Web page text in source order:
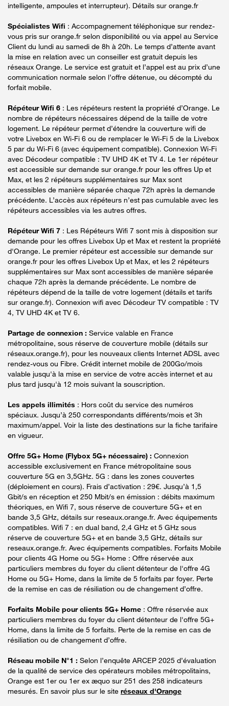
intelligente, ampoules et interrupteur). Détails sur orange.fr
Spécialistes Wifi : Accompagnement téléphonique sur rendez-
vous pris sur orange.fr selon disponibilité ou via appel au Service
Client du lundi au samedi de 8h à 20h. Le temps d’attente avant
la mise en relation avec un conseiller est gratuit depuis les
réseaux Orange. Le service est gratuit et l’appel est au prix d’une
communication normale selon l’offre détenue, ou décompté du
forfait mobile.
Répéteur Wifi 6 : Les répéteurs restent la propriété d’Orange. Le
nombre de répéteurs nécessaires dépend de la taille de votre
logement. Le répéteur permet d’étendre la couverture wifi de
votre Livebox en Wi-Fi 6 ou de remplacer le Wi-Fi 5 de la Livebox
5 par du Wi-Fi 6 (avec équipement compatible). Connexion Wi-Fi
avec Décodeur compatible : TV UHD 4K et TV 4. Le 1er répéteur
est accessible sur demande sur orange.fr pour les offres Up et
Max, et les 2 répéteurs supplémentaires sur Max sont
accessibles de manière séparée chaque 72h après la demande
précédente. L’accès aux répéteurs n’est pas cumulable avec les
répéteurs accessibles via les autres offres.
Répéteur Wifi 7 : Les Répéteurs Wifi 7 sont mis à disposition sur
demande pour les offres Livebox Up et Max et restent la propriété
d'Orange. Le premier répéteur est accessible sur demande sur
orange.fr pour les offres Livebox Up et Max, et les 2 répéteurs
supplémentaires sur Max sont accessibles de manière séparée
chaque 72h après la demande précédente. Le nombre de
répéteurs dépend de la taille de votre logement (détails et tarifs
sur orange.fr). Connexion wifi avec Décodeur TV compatible : TV
4, TV UHD 4K et TV 6.
Partage de connexion : Service valable en France
métropolitaine, sous réserve de couverture mobile (détails sur
réseaux.orange.fr), pour les nouveaux clients Internet ADSL avec
rendez-vous ou Fibre. Crédit internet mobile de 200Go/mois
valable jusqu'à la mise en service de votre accès internet et au
plus tard jusqu'à 12 mois suivant la souscription.
Les appels illimités : Hors coût du service des numéros
spéciaux. Jusqu’à 250 correspondants différents/mois et 3h
maximum/appel. Voir la liste des destinations sur la fiche tarifaire
en vigueur.
Offre 5G+ Home (Flybox 5G+ nécessaire) : Connexion
accessible exclusivement en France métropolitaine sous
couverture 5G en 3,5GHz. 5G : dans les zones couvertes
(déploiement en cours). Frais d’activation : 29€. Jusqu’à 1,5
Gbit/s en réception et 250 Mbit/s en émission : débits maximum
théoriques, en Wifi 7, sous réserve de couverture 5G+ et en
bande 3,5 GHz, détails sur reseaux.orange.fr. Avec équipements
compatibles. Wifi 7 : en dual band, 2,4 GHz et 5 GHz sous
réserve de couverture 5G+ et en bande 3,5 GHz, détails sur
reseaux.orange.fr. Avec équipements compatibles. Forfaits Mobile
pour clients 4G Home ou 5G+ Home : Offre réservée aux
particuliers membres du foyer du client détenteur de l'offre 4G
Home ou 5G+ Home, dans la limite de 5 forfaits par foyer. Perte
de la remise en cas de résiliation ou de changement d’offre.
Forfaits Mobile pour clients 5G+ Home : Offre réservée aux
particuliers membres du foyer du client détenteur de l'offre 5G+
Home, dans la limite de 5 forfaits. Perte de la remise en cas de
résiliation ou de changement d’offre.
Réseau mobile N°1 : Selon l’enquête ARCEP 2025 d’évaluation
de la qualité de service des opérateurs mobiles métropolitains,
Orange est 1er ou 1er ex æquo sur 251 des 258 indicateurs
mesurés. En savoir plus sur le site réseaux d'Orange